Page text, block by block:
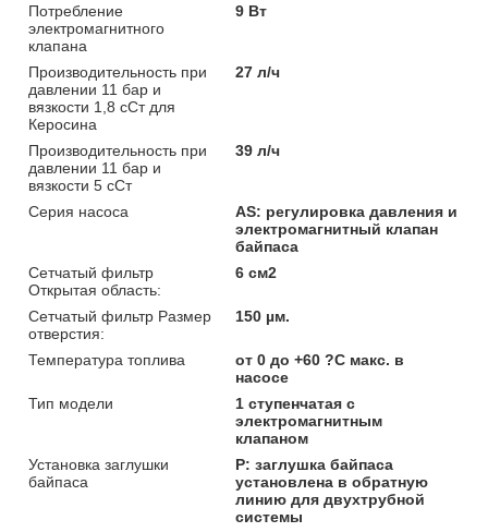
Потребление
электромагнитного
клапана
9 Вт
Производительность при
давлении 11 бар и
вязкости 1,8 сСт для
Керосина
27 л/ч
Производительность при
давлении 11 бар и
вязкости 5 сСт
39 л/ч
Серия насоса
AS: регулировка давления и
электромагнитный клапан
байпаса
Сетчатый фильтр
Открытая область:
6 см2
Сетчатый фильтр Размер
отверстия:
150 µм.
Температура топлива
от 0 до +60 ?C макс. в
насосе
Тип модели
1 ступенчатая с
электромагнитным
клапаном
Установка заглушки
байпаса
P: заглушка байпаса
установлена в обратную
линию для двухтрубной
системы